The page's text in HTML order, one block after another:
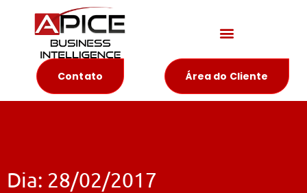
Contato Área do Cliente
Dia: 28/02/2017